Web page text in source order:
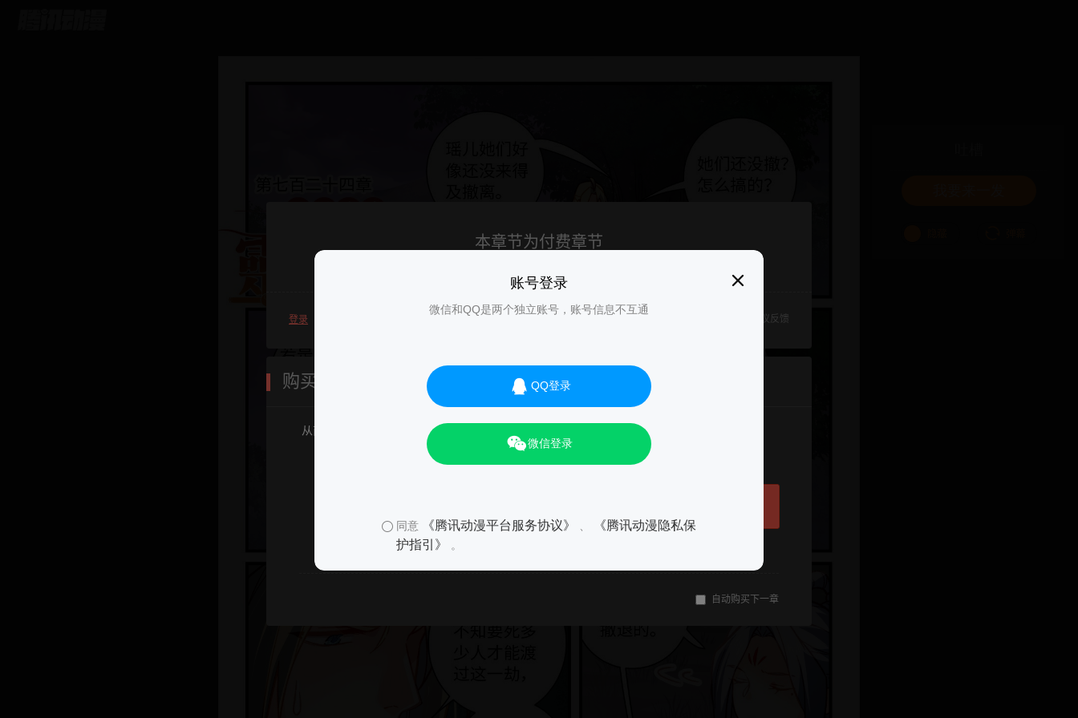
账号登录
微信和QQ是两个独立账号，账号信息不互通
QQ登录
微信登录
同意 《腾讯动漫平台服务协议》
《腾讯动漫隐私保
护指引》
。
01